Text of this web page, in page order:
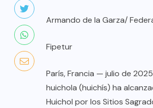
Armando de la Garza/
Fipetur
París, Francia — julio de
huichola (huichís) ha
Huichol por los Sitios